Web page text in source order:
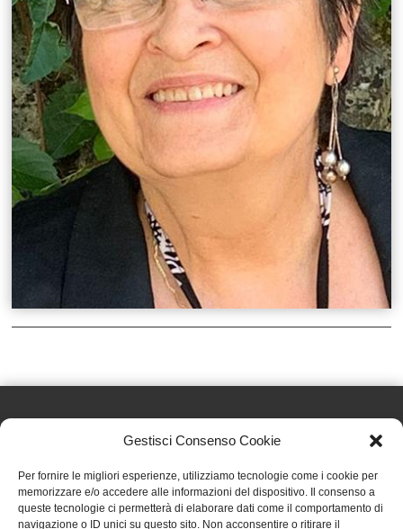
Gestisci Consenso Cookie
Per fornire le migliori esperienze, utilizziamo tecnologie come i cookie per
memorizzare e/o accedere alle informazioni del dispositivo. Il consenso a
queste tecnologie ci permetterà di elaborare dati come il comportamento di
navigazione o ID unici su questo sito. Non acconsentire o ritirare il
Effatà Editrice di Pellegrino Paolo SAS
C.F. e P.IVA 09655250018
Via Tre Denti, 1 - 10060 Cantalupa (TO)